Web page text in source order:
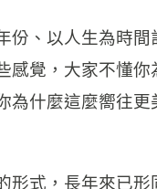
份、以人生為時間
感覺，大家不懂你
為什麼這麼嚮往更
形式，長年來已形